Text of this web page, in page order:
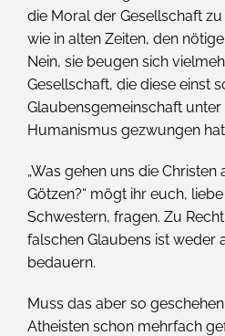
die Moral der Gesellschaft
wie in alten Zeiten, den
Nein, sie beugen sich
Gesellschaft, die diese einst
Glaubensgemeinschaft
Humanismus gezwungen
„Was gehen uns die
Götzen?“ mögt ihr euch,
Schwestern, fragen. Zu
falschen Glaubens ist weder
bedauern.
Muss das aber so
Atheisten schon mehrfach